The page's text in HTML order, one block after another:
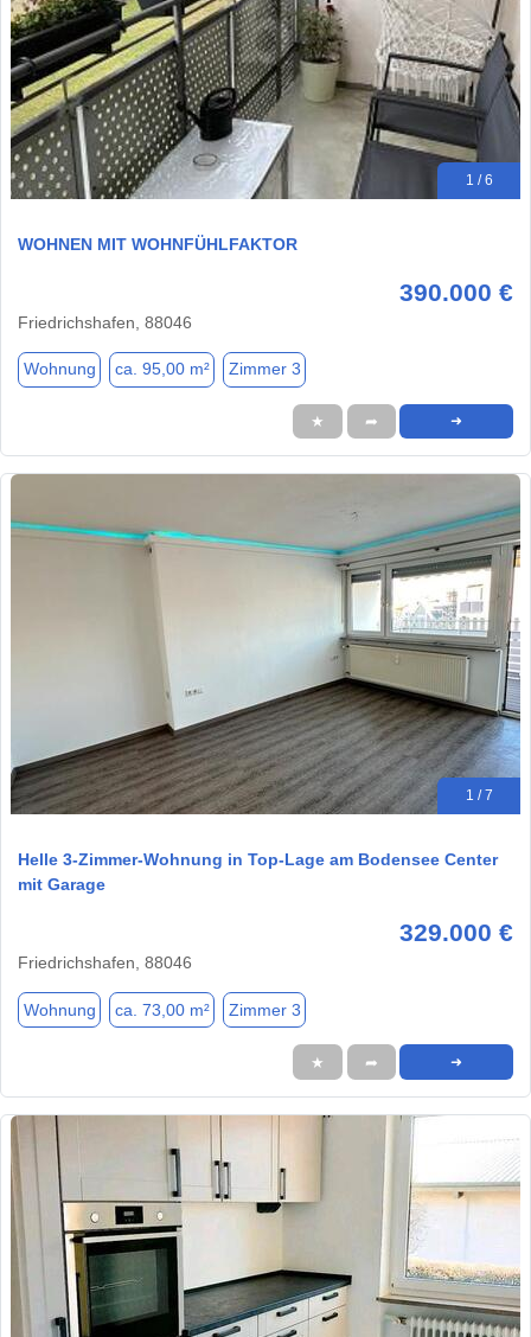
1 / 6
WOHNEN MIT WOHNFÜHLFAKTOR
390.000 €
Friedrichshafen, 88046
Wohnung ca. 95,00 m² Zimmer 3
★ ➦ ➜
1 / 7
Helle 3-Zimmer-Wohnung in Top-Lage am Bodensee Center
mit Garage
329.000 €
Friedrichshafen, 88046
Wohnung ca. 73,00 m² Zimmer 3
★ ➦ ➜